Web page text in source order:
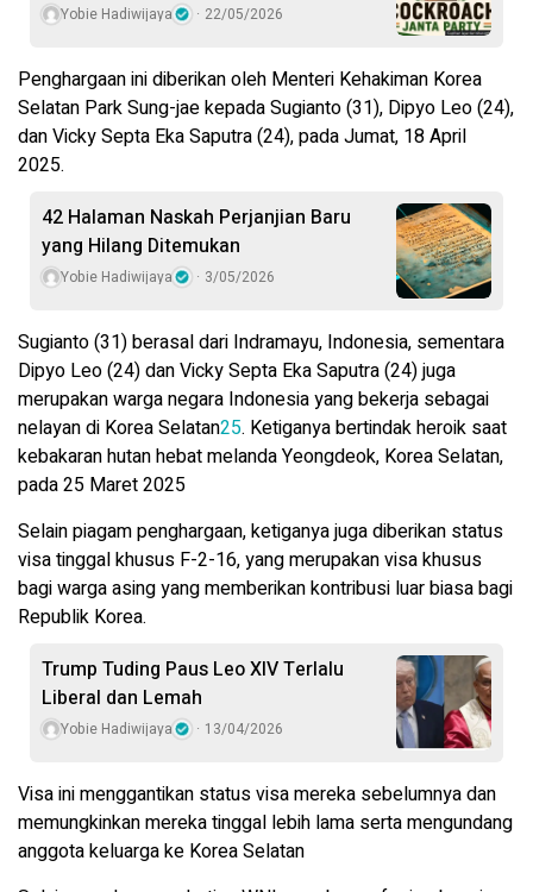
Yobie Hadiwijaya 22/05/2026
Penghargaan ini diberikan oleh Menteri Kehakiman Korea
Selatan Park Sung-jae kepada Sugianto (31), Dipyo Leo (24),
dan Vicky Septa Eka Saputra (24), pada Jumat, 18 April
2025.
42 Halaman Naskah Perjanjian Baru
yang Hilang Ditemukan
Yobie Hadiwijaya 3/05/2026
Sugianto (31) berasal dari Indramayu, Indonesia, sementara
Dipyo Leo (24) dan Vicky Septa Eka Saputra (24) juga
merupakan warga negara Indonesia yang bekerja sebagai
nelayan di Korea Selatan25. Ketiganya bertindak heroik saat
kebakaran hutan hebat melanda Yeongdeok, Korea Selatan,
pada 25 Maret 2025
Selain piagam penghargaan, ketiganya juga diberikan status
visa tinggal khusus F-2-16, yang merupakan visa khusus
bagi warga asing yang memberikan kontribusi luar biasa bagi
Republik Korea.
Trump Tuding Paus Leo XIV Terlalu
Liberal dan Lemah
Yobie Hadiwijaya 13/04/2026
Visa ini menggantikan status visa mereka sebelumnya dan
memungkinkan mereka tinggal lebih lama serta mengundang
anggota keluarga ke Korea Selatan